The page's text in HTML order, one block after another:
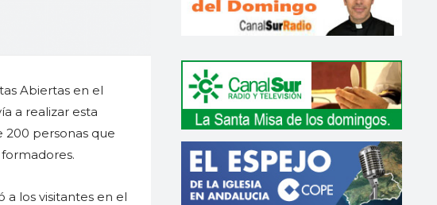
Abiertas en el
a realizar esta
200 personas que
a los visitantes en el